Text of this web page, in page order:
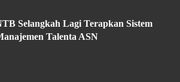
Selangkah Lagi Terapkan Sistem
Talenta ASN